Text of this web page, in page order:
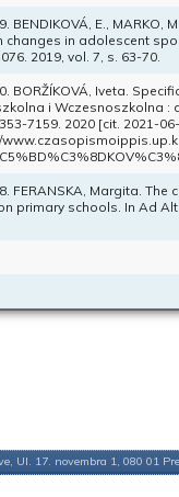
BENDIKOVÁ, E.,
changes in adolescent
2019, vol. 7, s. 63-70.
BORŽÍKOVÁ, Iveta.
i Wczesnoszkolna :
7159. 2020 [cit. 2021-
FERANSKA, Margita.
primary schools. In Ad
Ul. 17. novembra 1, 080 01